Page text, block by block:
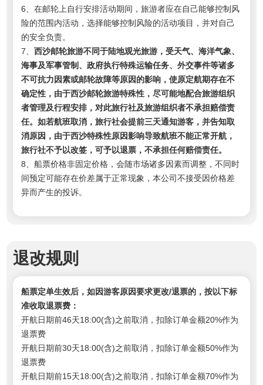
6、在邮轮上自行安排活动期间，旅游者应在自己能够控制风
险的范围内活动，选择能够控制风险的活动项目，并对自己
的安全负责。
7、西沙邮轮旅游不同于陆地观光旅游，受天气、海洋气象、
海事及军事管制、政府执行特殊运输任务、外交事件等诸多
不可抗力因素或邮轮故障等原因的影响，使原定航期存在不
确定性，由于西沙邮轮旅游特殊性，尽可能地配合旅游组织
者管理及行程安排，对此旅行社及旅游组织者不承担赔偿责
任。如若航班取消，旅行社会提前三天通知游客，并告知取
消原因，由于西沙特殊性原因影响导致航班不能正常开航，
旅行社不予以改签，可予以退票，不承担任何赔偿责任。
8、船票价格非固定价格，会随市场诸多因素而调整，不同时
间预定可能存在价差属于正常现象，本公司不接受因价格差
异而产生的投诉。
退改规则
船票定单生效后，如因游客原因要求更改/退票的，按以下标
准收取退票费：
开航日期前46天18:00(含)之前取消，扣除订单金额20%作为
退票费
开航日期前30天18:00(含)之前取消，扣除订单金额50%作为
退票费
开航日期前15天18:00(含)之前取消，扣除订单金额70%作为